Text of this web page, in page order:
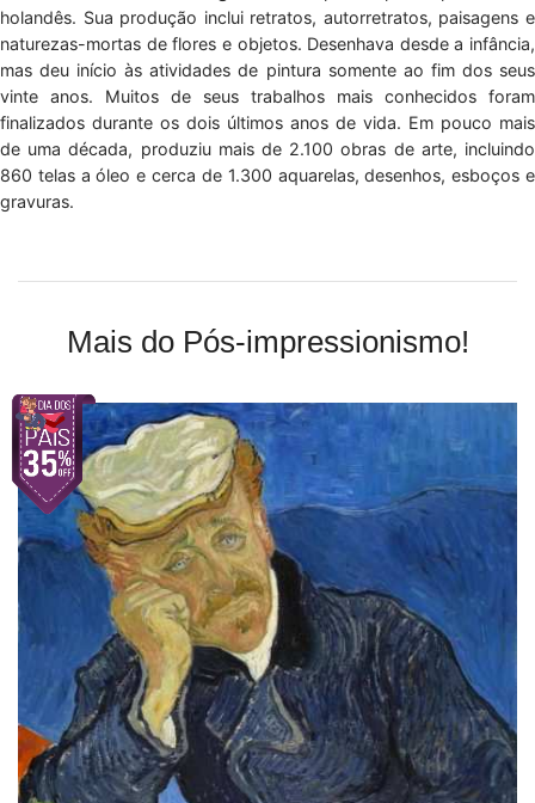
holandês. Sua produção inclui retratos, autorretratos, paisagens e
naturezas-mortas de flores e objetos. Desenhava desde a infância,
mas deu início às atividades de pintura somente ao fim dos seus
vinte anos. Muitos de seus trabalhos mais conhecidos foram
finalizados durante os dois últimos anos de vida. Em pouco mais
de uma década, produziu mais de 2.100 obras de arte, incluindo
860 telas a óleo e cerca de 1.300 aquarelas, desenhos, esboços e
gravuras.
Mais do Pós-impressionismo!